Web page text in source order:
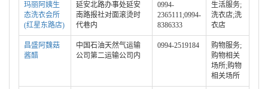
玛丽阿姨生
态洗衣会所
(红星东路店)
延安北路办事处延安
南路报社对面滚烫时
代巷内
0994-
2365111;0994-
8386333
生活服务;
洗衣店;洗
衣店
昌盛阿魏菇
酱醋
中国石油天然气运输
公司第二运输公司内
0994-2519184
购物服务;
购物相关
场所;购物
相关场所